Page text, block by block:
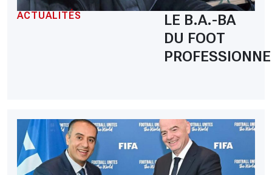
ACTUALITÉS
LE B.A.-BA
DU FOOT